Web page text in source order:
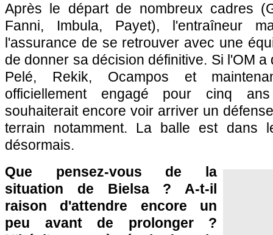
Après le départ de nombreux cadres
Fanni, Imbula, Payet), l'entraîneur
l'assurance de se retrouver avec une
de donner sa décision définitive. Si l'OM
Pelé, Rekik, Ocampos et
officiellement engagé pour cinq
souhaiterait encore voir arriver un
terrain notamment. La balle est dans
désormais.
Que pensez-vous de la
situation de Bielsa ? A-t-il
raison d'attendre encore un
peu avant de prolonger ?